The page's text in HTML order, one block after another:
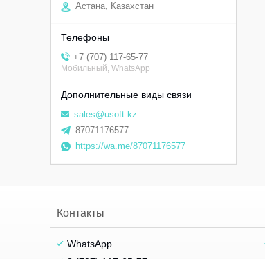
Астана, Казахстан
+7 (707) 117-65-77
Мобильный, WhatsApp
sales@usoft.kz
87071176577
https://wa.me/87071176577
Контакты
WhatsApp